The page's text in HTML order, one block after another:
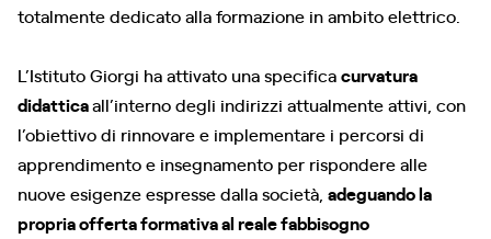
totalmente dedicato alla formazione in ambito elettrico.
L’Istituto Giorgi ha attivato una specificacurvatura
didatticaall’interno degli indirizzi attualmente attivi, con
l’obiettivo di rinnovare e implementare i percorsi di
apprendimento e insegnamento per rispondere alle
nuove esigenze espresse dalla società, adeguando la
propria offerta formativa al reale fabbisogno